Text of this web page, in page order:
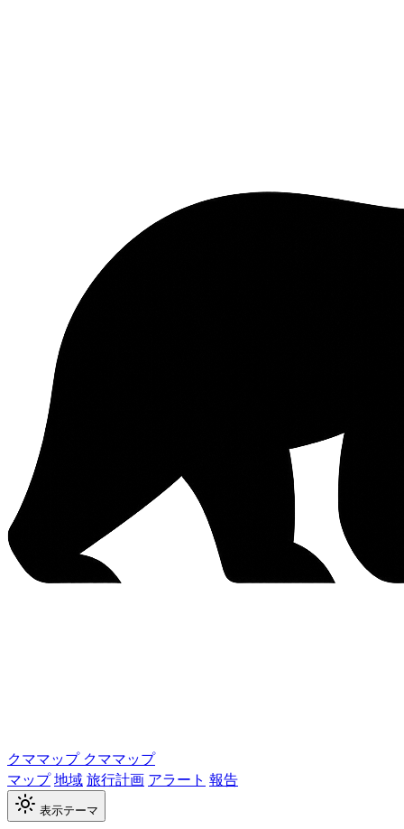
クママップ クママップ
マップ地域旅行計画 アラート 報告
表示テーマ